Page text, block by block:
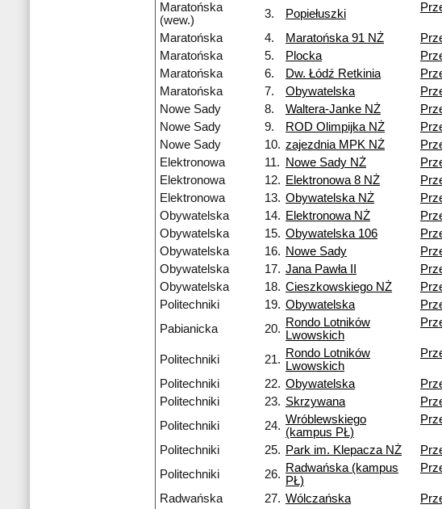
Maratońska
(wew.)
3. Popiełuszki
Maratońska 4. Maratońska 91 NŻ
Maratońska
5. Plocka
Maratońska
6. Dw. Łódź Retkinia
Maratońska
7. Obywatelska
Nowe Sady
8. Waltera-Janke NŻ
Nowe Sady
9. ROD Olimpijka NŻ
Nowe Sady
10. zajezdnia MPK NŻ
Elektronowa
11. Nowe Sady NŻ
Elektronowa
12. Elektronowa 8 NŻ
Elektronowa
13. Obywatelska NŻ
Obywatelska
14. Elektronowa NŻ
Obywatelska
15. Obywatelska 106
Obywatelska
16. Nowe Sady
Obywatelska
17. Jana Pawła II
Obywatelska
18. Cieszkowskiego NŻ
Politechniki
19. Obywatelska
Pabianicka
20. Rondo Lotników
Lwowskich
Politechniki 21. Rondo Lotników
Lwowskich
Politechniki 22. Obywatelska
Politechniki
23. Skrzywana
Politechniki
24. Wróblewskiego
(kampus PŁ)
Politechniki 25. Park im. Klepacza NŻ
Politechniki
26. Radwańska (kampus
PŁ)
Radwańska 27. Wólczańska